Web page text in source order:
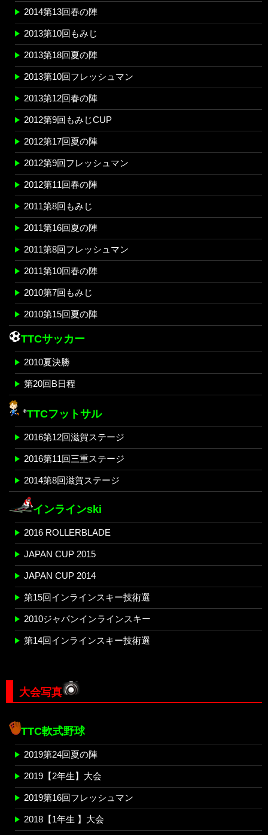
2014第13回春の陣
2013第10回もみじ
2013第18回夏の陣
2013第10回フレッシュマン
2013第12回春の陣
2012第9回もみじCUP
2012第17回夏の陣
2012第9回フレッシュマン
2012第11回春の陣
2011第8回もみじ
2011第16回夏の陣
2011第8回フレッシュマン
2011第10回春の陣
2010第7回もみじ
2010第15回夏の陣
TTCサッカー
2010夏決勝
第20回B日程
TTCフットサル
2016第12回滋賀ステージ
2016第11回三重ステージ
2014第8回滋賀ステージ
インラインski
2016 ROLLERBLADE
JAPAN CUP 2015
JAPAN CUP 2014
第15回インラインスキー技術選
2010ジャパンインラインスキー
第14回インラインスキー技術選
大会写真
TTC軟式野球
2019第24回夏の陣
2019【2年生】大会
2019第16回フレッシュマン
2018【1年生 】大会